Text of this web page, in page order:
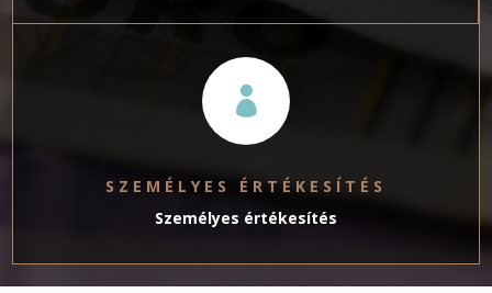

SZEMÉLYES ÉRTÉKESÍTÉS
Személyes értékesítés